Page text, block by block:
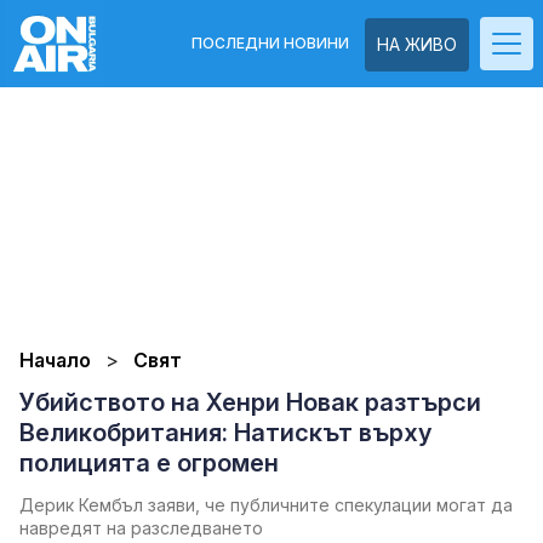
НА ЖИВО
ПОСЛЕДНИ НОВИНИ
Начало Свят
Убийството на Хенри Новак разтърси
Великобритания: Натискът върху
полицията е огромен
Дерик Кембъл заяви, че публичните спекулации могат да
навредят на разследването